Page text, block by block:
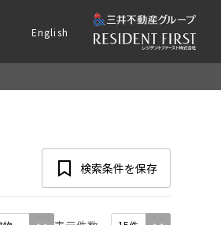
English
検索条件を保存